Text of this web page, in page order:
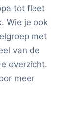
tot fleet
Wie je ook
met
van de
overzicht.
meer